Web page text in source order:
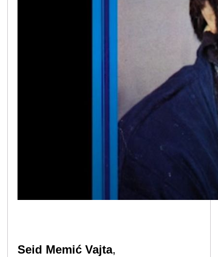
Seid Memić Vajta,